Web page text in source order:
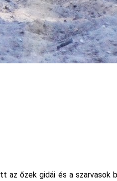
őzek gidái és a szarvasok